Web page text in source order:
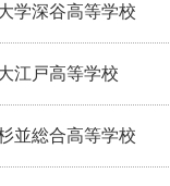
学深谷高等学校
江戸高等学校
並総合高等学校